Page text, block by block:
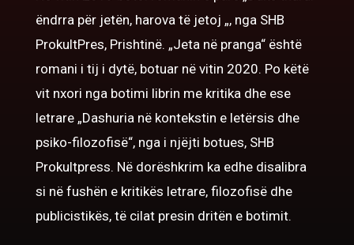
ëndrra për jetën, harova të jetoj „, nga SHB
ProkultPres, Prishtinë. „Jeta në pranga“ është
romani i tij i dytë, botuar në vitin 2020. Po këtë
vit nxori nga botimi librin me kritika dhe ese
letrare „Dashuria në kontekstin e letërsis dhe
psiko-filozofisë“, nga i njëjti botues, SHB
Prokultpress. Në dorëshkrim ka edhe disalibra
si në fushën e kritikës letrare, filozofisë dhe
publicistikës, të cilat presin dritën e botimit.